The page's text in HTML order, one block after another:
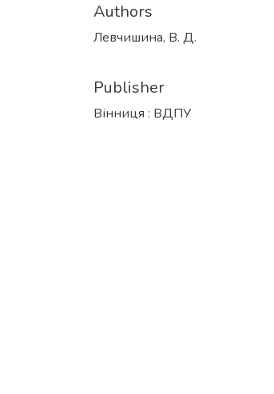
Authors
Левчишина, В. Д.
Publisher
Вінниця : ВДПУ